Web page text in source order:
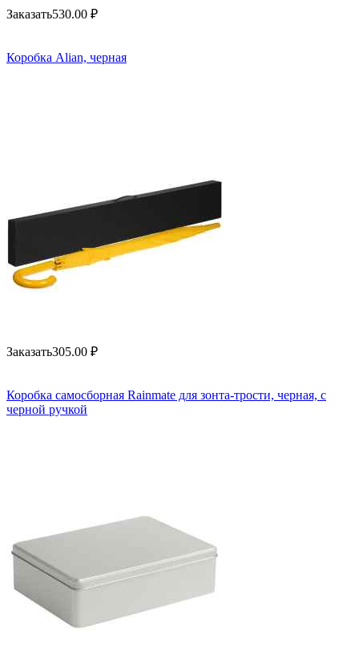
Заказать530.00 ₽
Коробка Alian, черная
Заказать305.00 ₽
Коробка самосборная Rainmate для зонта-трости, черная, с
черной ручкой